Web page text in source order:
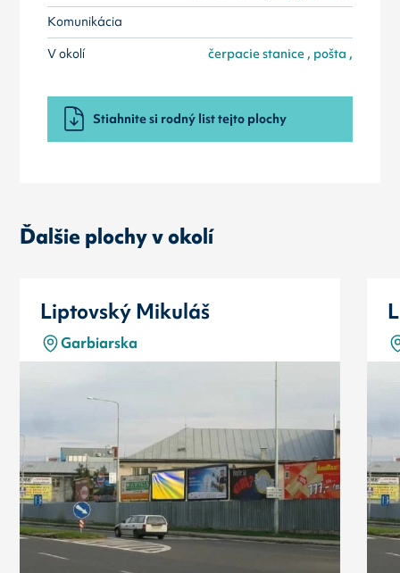
Komunikácia
V okolí
čerpacie stanice , pošta ,
Stiahnite si rodný list tejto plochy
Ďalšie plochy v okolí
Liptovský Mikuláš
Garbiarska